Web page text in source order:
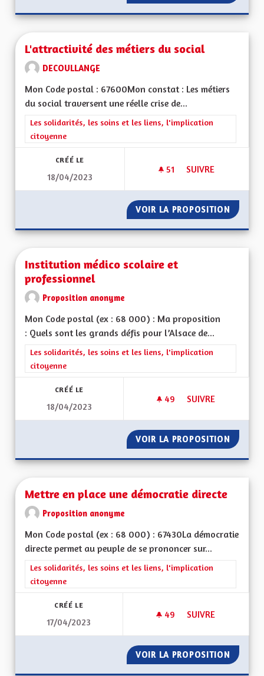
L'attractivité des métiers du social
DECOULLANGE
Mon Code postal : 67600Mon constat : Les métiers
du social traversent une réelle crise de...
Filtrer les résultats de la catégorie : Les solidarités, les soins
Les solidarités, les soins et les liens, l'implication
citoyenne
CRÉÉ LE
18/04/2023
51 51 ABONNÉS
SUIVRE
VOIR LA PROPOSITION
Institution médico scolaire et
professionnel
Proposition anonyme
Mon Code postal (ex : 68 000) : Ma proposition
: Quels sont les grands défis pour l’Alsace de...
Filtrer les résultats de la catégorie : Les solidarités, les soins
Les solidarités, les soins et les liens, l'implication
citoyenne
CRÉÉ LE
18/04/2023
49 49 ABONNÉS
SUIVRE
VOIR LA PROPOSITION
Mettre en place une démocratie directe
Proposition anonyme
Mon Code postal (ex : 68 000) : 67430La démocratie
directe permet au peuple de se prononcer sur...
Filtrer les résultats de la catégorie : Les solidarités, les soins
Les solidarités, les soins et les liens, l'implication
citoyenne
CRÉÉ LE
17/04/2023
49 49 ABONNÉS
SUIVRE
VOIR LA PROPOSITION